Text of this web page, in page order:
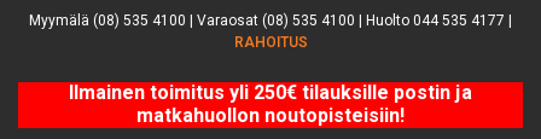
Myymälä (08) 535 4100 | Varaosat (08) 535 4100 | Huolto 044 535 4177 |
RAHOITUS
Ilmainen toimitus yli 250€ tilauksille postin ja
matkahuollon noutopisteisiin!